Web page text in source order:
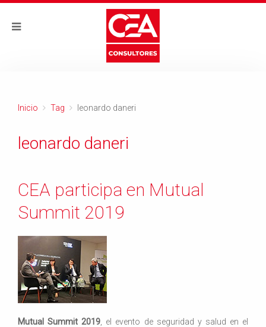
Inicio Tag leonardo daneri
leonardo daneri
CEA participa en Mutual
Summit 2019
Mutual Summit 2019 , el evento de seguridad y salud en el